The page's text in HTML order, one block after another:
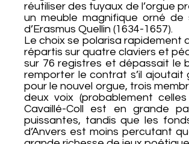
réutiliser des tuyaux de l’orgue
un meuble magnifique orné de
d’Erasmus Quellin (1634-1657).
Le choix se polarisa rapidement
répartis sur quatre claviers et
sur 76 registres et dépassait le
remporter le contrat s’il ajoutait
pour le nouvel orgue, trois
deux voix (probablement
Cavaillé-Coll est en grande
puissantes, tandis que les
d’Anvers est moins percutant